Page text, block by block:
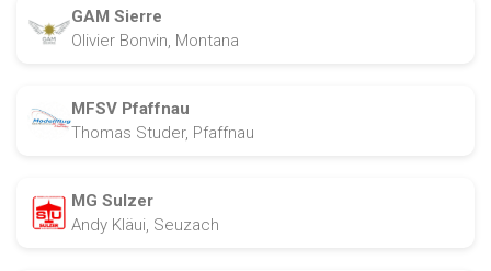
GAM Sierre
Olivier Bonvin, Montana
MFSV Pfaffnau
Thomas Studer, Pfaffnau
MG Sulzer
Andy Kläui, Seuzach